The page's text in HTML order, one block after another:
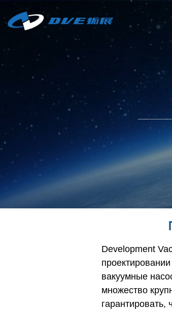
Development
вакуумные
множество